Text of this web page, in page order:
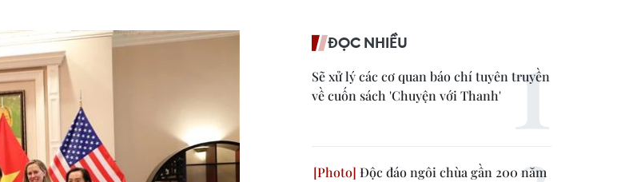
ĐỌC NHIỀU
Sẽ xử lý các cơ quan báo chí tuyên truyền
về cuốn sách 'Chuyện với Thanh'
Độc đáo ngôi chùa gần 200 năm